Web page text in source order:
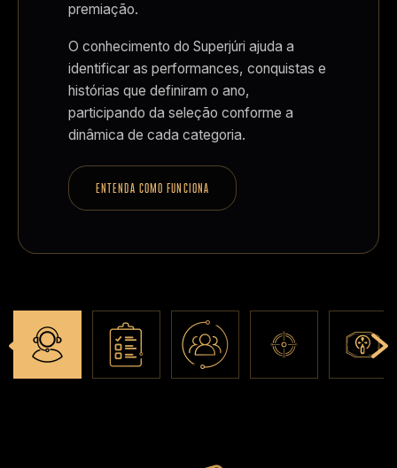
premiação.
O conhecimento do Superjúri ajuda a
identificar as performances, conquistas e
histórias que definiram o ano,
participando da seleção conforme a
dinâmica de cada categoria.
ENTENDA COMO FUNCIONA